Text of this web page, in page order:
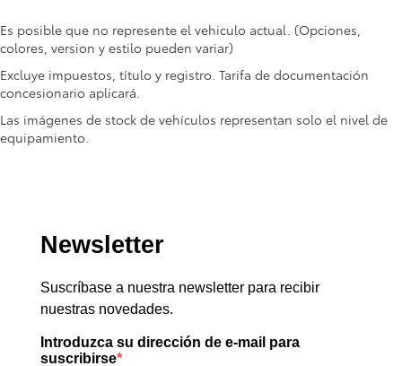
Es posible que no represente el vehiculo actual. (Opciones,
colores, version y estilo pueden variar)
Excluye impuestos, título y registro. Tarifa de documentación
concesionario aplicará.
Las imágenes de stock de vehículos representan solo el nivel de
equipamiento.